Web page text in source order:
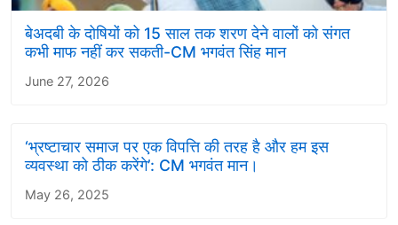
बेअदबी के दोषियों को 15 साल तक शरण देने वालों को संगत
कभी माफ नहीं कर सकती-CM भगवंत सिंह मान
June 27, 2026
‘भ्रष्टाचार समाज पर एक विपत्ति की तरह है और हम इस
व्यवस्था को ठीक करेंगे’: CM भगवंत मान।
May 26, 2025